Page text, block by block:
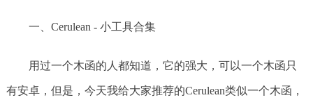
一、Cerulean - 小工具合集
用过一个木函的人都知道，它的强大，可以一个木函只
有安卓，但是，今天我给大家推荐的Cerulean类似一个木函，